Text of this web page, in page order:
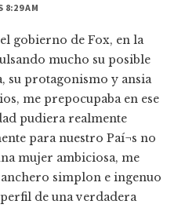
8:29 AM
gobierno de Fox, en la
mucho su posible
su protagonismo y ansia
me prepocupaba en ese
pudiera realmente
para nuestro Paí¬s no
mujer ambiciosa, me
simplon e ingenuo
de una verdadera